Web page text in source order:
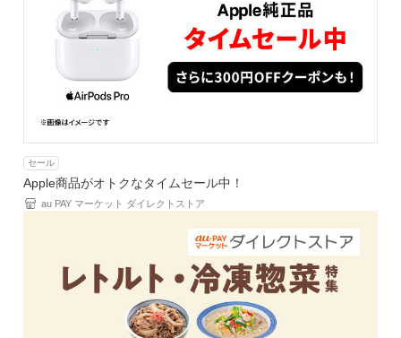
セール
Apple商品がオトクなタイムセール中！
au PAY マーケット ダイレクトストア